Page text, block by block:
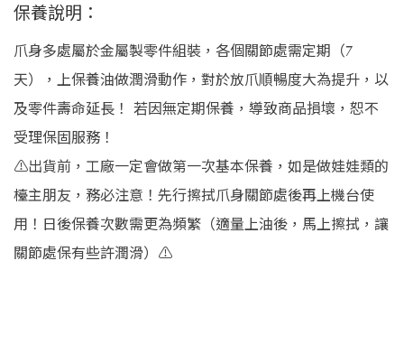
保養說明：
爪身多處屬於金屬製零件組裝，各個關節處需定期（7
天），上保養油做潤滑動作，對於放爪順暢度大為提升，以
及零件壽命延長！ 若因無定期保養，導致商品損壞，恕不
受理保固服務！
⚠️出貨前，工廠一定會做第一次基本保養，如是做娃娃類的
檯主朋友，務必注意！先行擦拭爪身關節處後再上機台使
用！日後保養次數需更為頻繁（適量上油後，馬上擦拭，讓
關節處保有些許潤滑）⚠️